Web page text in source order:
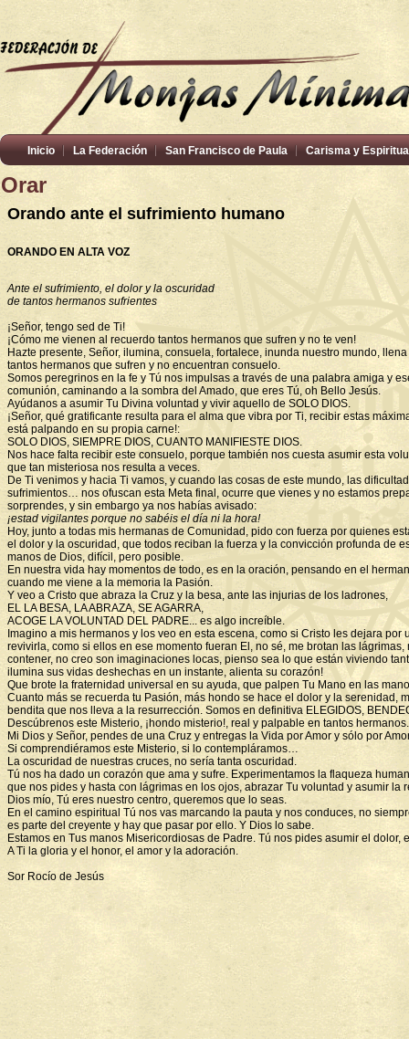
Inicio La Federación San Francisco de Paula Carisma y
Orar
Orando ante el sufrimiento humano
ORANDO EN ALTA VOZ
Ante el sufrimiento, el dolor y la oscuridad
de tantos hermanos sufrientes
¡Señor, tengo sed de Ti!
¡Cómo me vienen al recuerdo tantos hermanos que sufren y no te ven!
Hazte presente, Señor, ilumina, consuela, fortalece, inunda nuestro mundo,
tantos hermanos que sufren y no encuentran consuelo.
Somos peregrinos en la fe y Tú nos impulsas a través de una palabra amiga y
comunión, caminando a la sombra del Amado, que eres Tú, oh Bello Jesús.
Ayúdanos a asumir Tu Divina voluntad y vivir aquello de SOLO DIOS.
¡Señor, qué gratificante resulta para el alma que vibra por Ti, recibir estas
está palpando en su propia carne!:
SOLO DIOS, SIEMPRE DIOS, CUANTO MANIFIESTE DIOS.
Nos hace falta recibir este consuelo, porque también nos cuesta asumir esta
que tan misteriosa nos resulta a veces.
De Ti venimos y hacia Ti vamos, y cuando las cosas de este mundo, las
sufrimientos… nos ofuscan esta Meta final, ocurre que vienes y no estamos
sorprendes, y sin embargo ya nos habías avisado:
¡estad vigilantes porque no sabéis el día ni la hora!
Hoy, junto a todas mis hermanas de Comunidad, pido con fuerza por quienes
el dolor y la oscuridad, que todos reciban la fuerza y la convicción profunda de
manos de Dios, difícil, pero posible.
En nuestra vida hay momentos de todo, es en la oración, pensando en el
cuando me viene a la memoria la Pasión.
Y veo a Cristo que abraza la Cruz y la besa, ante las injurias de los ladrones,
EL LA BESA, LA ABRAZA, SE AGARRA,
ACOGE LA VOLUNTAD DEL PADRE... es algo increíble.
Imagino a mis hermanos y los veo en esta escena, como si Cristo les dejara por
revivirla, como si ellos en ese momento fueran El, no sé, me brotan las lágrimas,
contener, no creo son imaginaciones locas, pienso sea lo que están viviendo
ilumina sus vidas deshechas en un instante, alienta su corazón!
Que brote la fraternidad universal en su ayuda, que palpen Tu Mano en las
Cuanto más se recuerda tu Pasión, más hondo se hace el dolor y la serenidad,
bendita que nos lleva a la resurrección. Somos en definitiva ELEGIDOS,
Descúbrenos este Misterio, ¡hondo misterio!, real y palpable en tantos hermanos.
Mi Dios y Señor, pendes de una Cruz y entregas la Vida por Amor y sólo por
Si comprendiéramos este Misterio, si lo contempláramos…
La oscuridad de nuestras cruces, no sería tanta oscuridad.
Tú nos ha dado un corazón que ama y sufre. Experimentamos la flaqueza
que nos pides y hasta con lágrimas en los ojos, abrazar Tu voluntad y asumir la
Dios mío, Tú eres nuestro centro, queremos que lo seas.
En el camino espiritual Tú nos vas marcando la pauta y nos conduces, no
es parte del creyente y hay que pasar por ello. Y Dios lo sabe.
Estamos en Tus manos Misericordiosas de Padre. Tú nos pides asumir el dolor,
A Ti la gloria y el honor, el amor y la adoración.
Sor Rocío de Jesús